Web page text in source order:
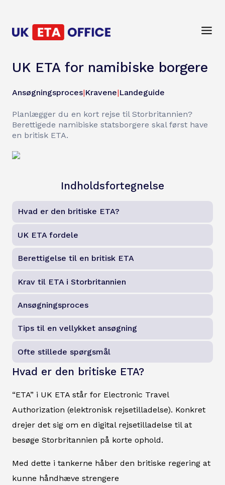
UK ETA for namibiske borgere
Ansøgningsproces|Kravene|Landeguide
Planlægger du en kort rejse til Storbritannien?
Berettigede namibiske statsborgere skal først have
en britisk ETA.
Indholdsfortegnelse
Hvad er den britiske ETA?
UK ETA fordele
Berettigelse til en britisk ETA
Krav til ETA i Storbritannien
Ansøgningsproces
Tips til en vellykket ansøgning
Ofte stillede spørgsmål
Hvad er den britiske ETA?
“ETA” i UK ETA står for Electronic Travel
Authorization (elektronisk rejsetilladelse). Konkret
drejer det sig om en digital rejsetilladelse til at
besøge Storbritannien på korte ophold.
Med dette i tankerne håber den britiske regering at
kunne håndhæve strengere